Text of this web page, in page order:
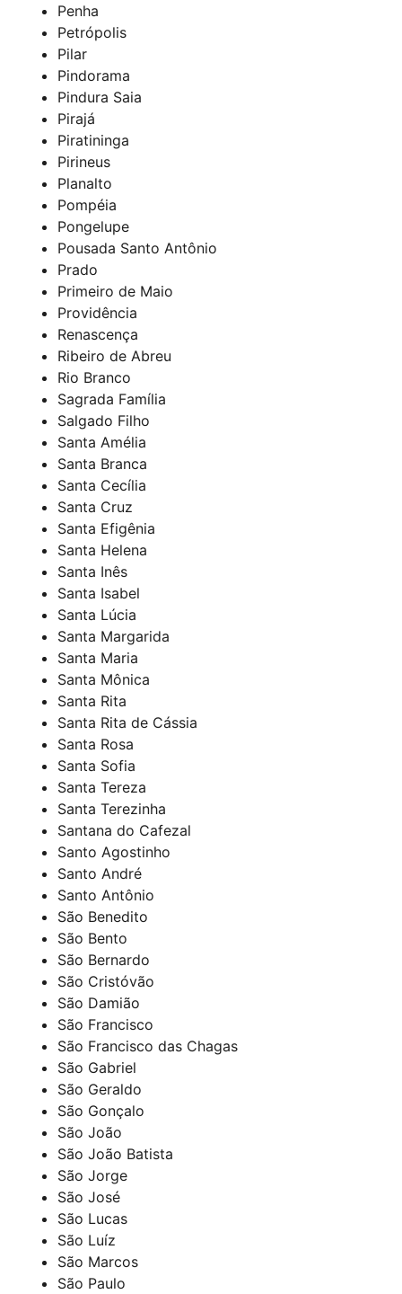
Penha
Petrópolis
Pilar
Pindorama
Pindura Saia
Pirajá
Piratininga
Pirineus
Planalto
Pompéia
Pongelupe
Pousada Santo Antônio
Prado
Primeiro de Maio
Providência
Renascença
Ribeiro de Abreu
Rio Branco
Sagrada Família
Salgado Filho
Santa Amélia
Santa Branca
Santa Cecília
Santa Cruz
Santa Efigênia
Santa Helena
Santa Inês
Santa Isabel
Santa Lúcia
Santa Margarida
Santa Maria
Santa Mônica
Santa Rita
Santa Rita de Cássia
Santa Rosa
Santa Sofia
Santa Tereza
Santa Terezinha
Santana do Cafezal
Santo Agostinho
Santo André
Santo Antônio
São Benedito
São Bento
São Bernardo
São Cristóvão
São Damião
São Francisco
São Francisco das Chagas
São Gabriel
São Geraldo
São Gonçalo
São João
São João Batista
São Jorge
São José
São Lucas
São Luíz
São Marcos
São Paulo